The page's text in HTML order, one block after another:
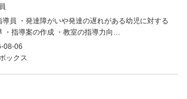
導員 ・発達障がいや発達の遅れがある幼児に対する
・指導案の作成 ・教室の指導力向…
08-06
ックス